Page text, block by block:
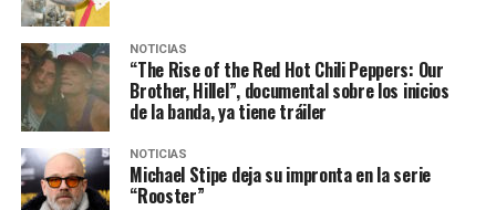
NOTICIAS
“The Rise of the Red Hot Chili Peppers: Our
Brother, Hillel”, documental sobre los inicios
de la banda, ya tiene tráiler
NOTICIAS
Michael Stipe deja su impronta en la serie
“Rooster”